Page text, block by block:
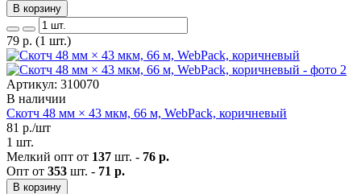
В корзину
79 р. (1 шт.)
Артикул: 310070
В наличии
Скотч 48 мм × 43 мкм, 66 м, WebPack, коричневый
81 р./шт
1 шт.
Мелкий опт от 137 шт. - 76 р.
Опт от 353 шт. - 71 р.
В корзину